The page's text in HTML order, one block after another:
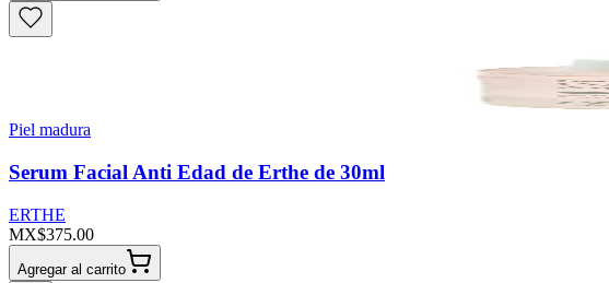
Piel madura
Serum Facial Anti Edad de Erthe de 30ml
ERTHE
MX$375.00
Agregar al carrito